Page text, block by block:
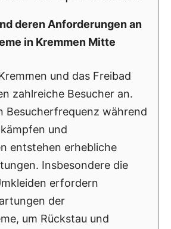
deren Anforderungen an
in Kremmen Mitte
und das Freibad
zahlreiche Besucher an.
Besucherfrequenz während
und
entstehen erhebliche
Insbesondere die
erfordern
der
um Rückstau und